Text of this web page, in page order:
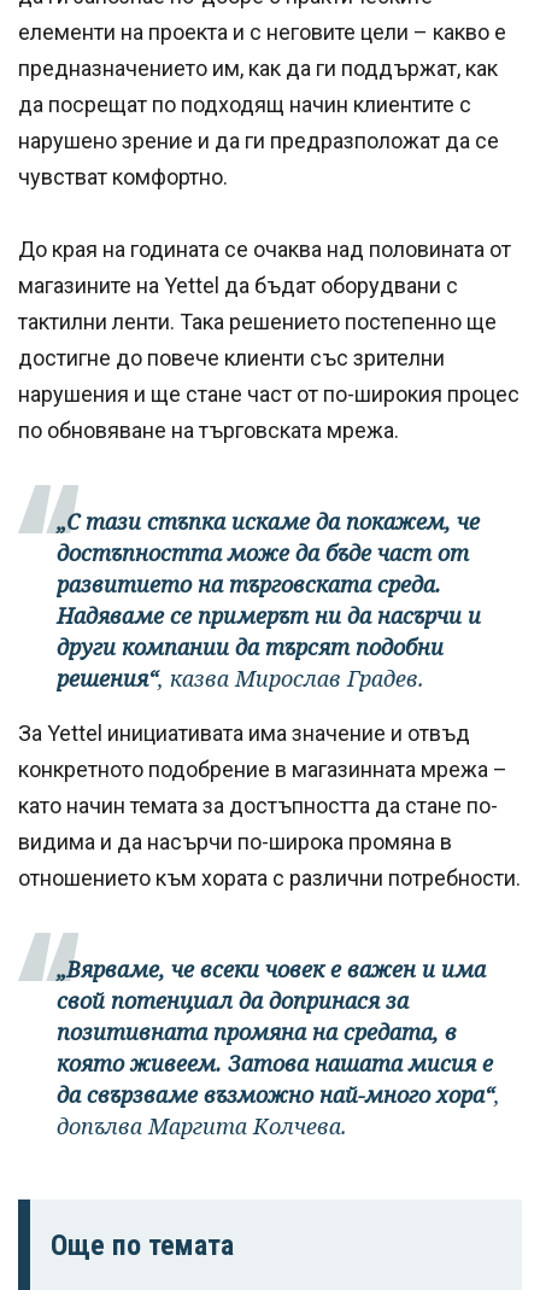
елементи на проекта и с неговите цели – какво е
предназначението им, как да ги поддържат, как
да посрещат по подходящ начин клиентите с
нарушено зрение и да ги предразположат да се
чувстват комфортно.
До края на годината се очаква над половината от
магазините на Yettel да бъдат оборудвани с
тактилни ленти. Така решението постепенно ще
достигне до повече клиенти със зрителни
нарушения и ще стане част от по-широкия процес
по обновяване на търговската мрежа.
„С тази стъпка искаме да покажем, че
достъпността може да бъде част от
развитието на търговската среда.
Надяваме се примерът ни да насърчи и
други компании да търсят подобни
решения“, казва Мирослав Градев.
За Yettel инициативата има значение и отвъд
конкретното подобрение в магазинната мрежа –
като начин темата за достъпността да стане по-
видима и да насърчи по-широка промяна в
отношението към хората с различни потребности.
„Вярваме, че всеки човек е важен и има
свой потенциал да допринася за
позитивната промяна на средата, в
която живеем. Затова нашата мисия е
да свързваме възможно най-много хора“,
допълва Маргита Колчева.
Още по темата